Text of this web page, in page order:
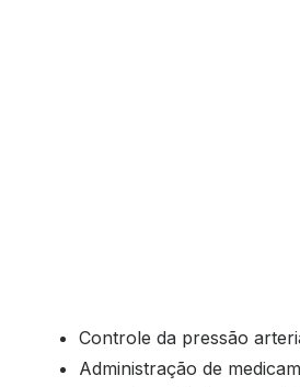
Controle da pressão
Administração de